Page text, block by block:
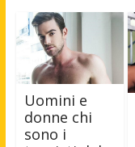
Uomini e
donne chi
sono i